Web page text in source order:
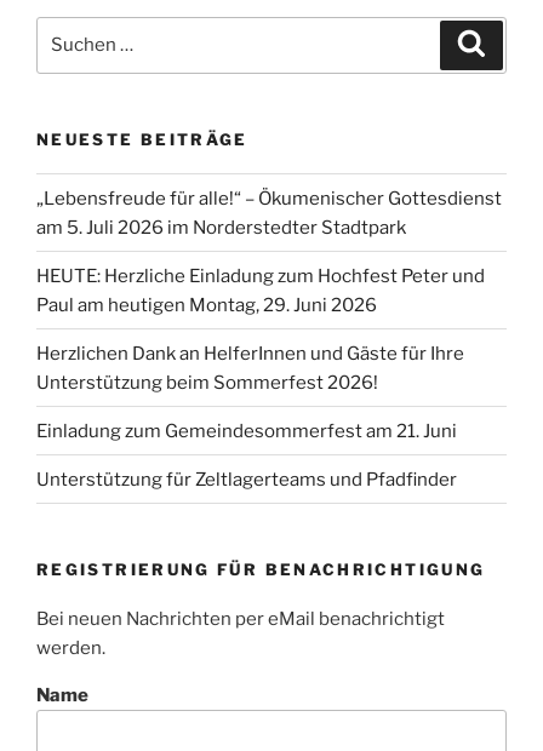
nach:
NEUESTE BEITRÄGE
„Lebensfreude für alle!“ – Ökumenischer Gottesdienst
am 5. Juli 2026 im Norderstedter Stadtpark
HEUTE: Herzliche Einladung zum Hochfest Peter und
Paul am heutigen Montag, 29. Juni 2026
Herzlichen Dank an HelferInnen und Gäste für Ihre
Unterstützung beim Sommerfest 2026!
Einladung zum Gemeindesommerfest am 21. Juni
Unterstützung für Zeltlagerteams und Pfadfinder
REGISTRIERUNG FÜR BENACHRICHTIGUNG
Bei neuen Nachrichten per eMail benachrichtigt
werden.
Name